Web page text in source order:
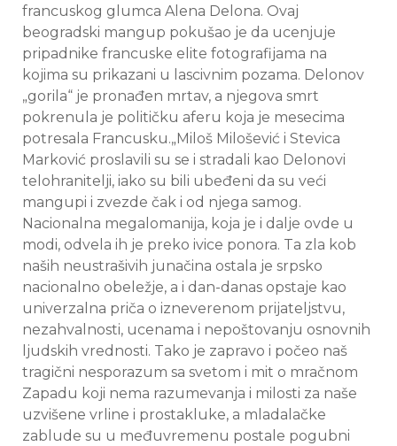
francuskog glumca Alena Delona. Ovaj
beogradski mangup pokušao je da ucenjuje
pripadnike francuske elite fotografijama na
kojima su prikazani u lascivnim pozama. Delonov
„gorila“ je pronađen mrtav, a njegova smrt
pokrenula je političku aferu koja je mesecima
potresala Francusku.„Miloš Milošević i Stevica
Marković proslavili su se i stradali kao Delonovi
telohranitelji, iako su bili ubeđeni da su veći
mangupi i zvezde čak i od njega samog.
Nacionalna megalomanija, koja je i dalje ovde u
modi, odvela ih je preko ivice ponora. Ta zla kob
naših neustrašivih junačina ostala je srpsko
nacionalno obeležje, a i dan-danas opstaje kao
univerzalna priča o izneverenom prijateljstvu,
nezahvalnosti, ucenama i nepoštovanju osnovnih
ljudskih vrednosti. Tako je zapravo i počeo naš
tragični nesporazum sa svetom i mit o mračnom
Zapadu koji nema razumevanja i milosti za naše
uzvišene vrline i prostakluke, a mladalačke
zablude su u međuvremenu postale pogubni